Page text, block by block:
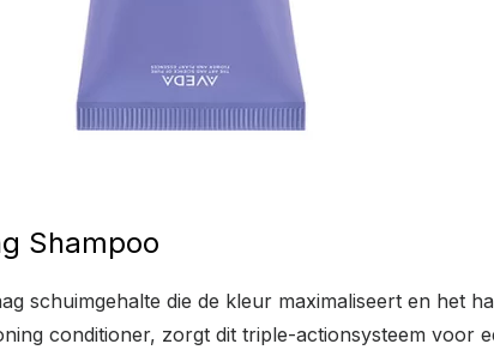
Shampoo
schuimgehalte die de kleur maximaliseert en het
conditioner, zorgt dit triple-actionsysteem voor